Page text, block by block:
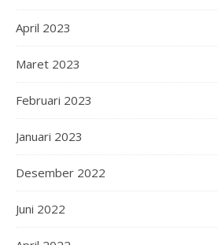
April 2023
Maret 2023
Februari 2023
Januari 2023
Desember 2022
Juni 2022